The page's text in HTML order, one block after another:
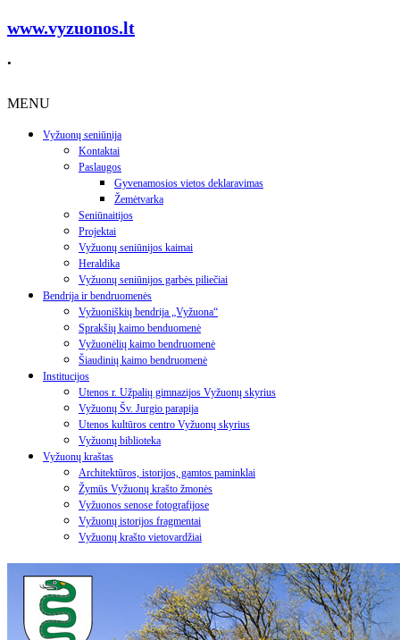
www.vyzuonos.lt
.
MENU
Vyžuonų seniūnija
Kontaktai
Paslaugos
Gyvenamosios vietos deklaravimas
Žemėtvarka
Seniūnaitijos
Projektai
Vyžuonų seniūnijos kaimai
Heraldika
Vyžuonų seniūnijos garbės piliečiai
Bendrija ir bendruomenės
Vyžuoniškių bendrija „Vyžuona“
Sprakšių kaimo benduomenė
Vyžuonėlių kaimo bendruomenė
Šiaudinių kaimo bendruomenė
Institucijos
Utenos r. Užpalių gimnazijos Vyžuonų skyrius
Vyžuonų Šv. Jurgio parapija
Utenos kultūros centro Vyžuonų skyrius
Vyžuonų biblioteka
Vyžuonų kraštas
Architektūros, istorijos, gamtos paminklai
Žymūs Vyžuonų krašto žmonės
Vyžuonos senose fotografijose
Vyžuonų istorijos fragmentai
Vyžuonų krašto vietovardžiai